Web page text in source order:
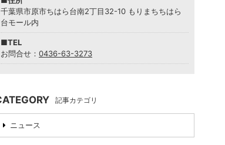
千葉県市原市ちはら台南2丁目32-10 もりまちちはら
台モール内
■TEL
お問合せ： 0436-63-3273
記事カテゴリ
ニュース